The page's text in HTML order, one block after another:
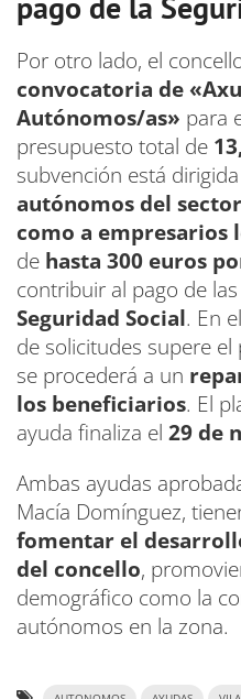
Por otro lado, el
convocatoria de
Autónomos/as» para
presupuesto total de
subvención está
autónomos del
como a empresarios
de hasta 300 euros
contribuir al pago de las
Seguridad Social. En
de solicitudes supere
se procederá a un
los beneficiarios. El
ayuda finaliza el 29 de
Ambas ayudas
Macía Domínguez,
fomentar el
del concello,
demográfico como la
autónomos en la zona.